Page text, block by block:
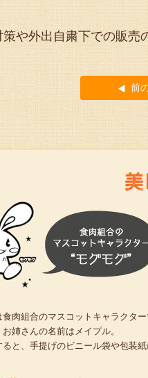
や外出自粛下での販売
前
肉組合のマスコットキャラクタ
姉さんの名前はメイプル。
と、手提げのビニール袋や包装